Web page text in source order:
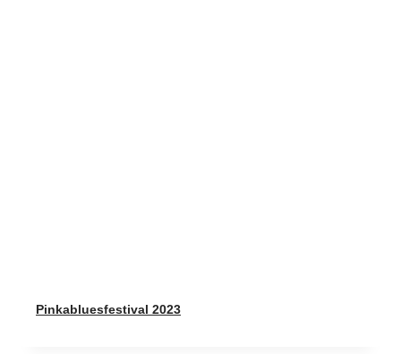
Pinkabluesfestival 2023